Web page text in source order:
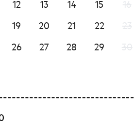
12 13 14 15
19
20 21 22
26
27 28 29